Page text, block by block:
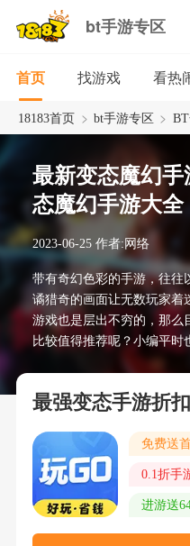
bt手游专区
首页 找游戏 看热
18183首页 > bt手游专区 >
最新变态魔幻
态魔幻手游大全
2023-06-25 作者:网络
带有奇幻色彩的手游，往往
谲猎奇的画面让无数玩家着
游戏也是层出不穷的，那么
比较值得推荐呢？小编平时
以就根据游戏的画面制作和
万不要错过哦！
最强变态手游折
免费送
0.1折手
进游送